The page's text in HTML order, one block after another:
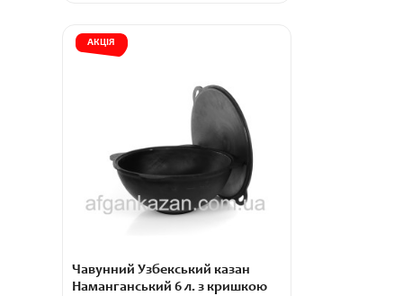
АКЦІЯ
Чавунний Узбекський казан
Наманганський 6 л. з кришкою